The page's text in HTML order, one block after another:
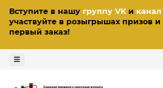
Вступите в нашу группу VKи
участвуйте в розыгрышах призов и
первый заказ!